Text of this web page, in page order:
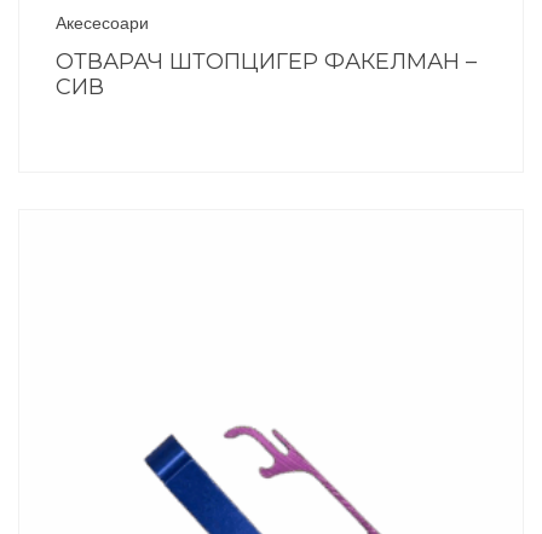
Акесесоари
ОТВАРАЧ ШТОПЦИГЕР ФАКЕЛМАН –
СИВ